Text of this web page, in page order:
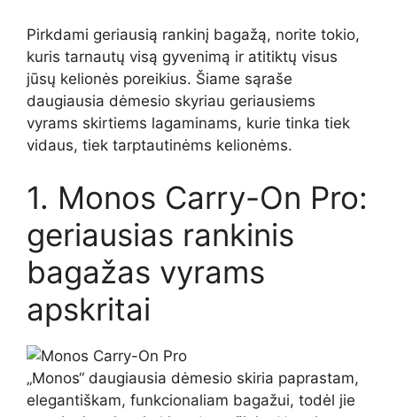
Pirkdami geriausią rankinį bagažą, norite tokio,
kuris tarnautų visą gyvenimą ir atitiktų visus
jūsų kelionės poreikius. Šiame sąraše
daugiausia dėmesio skyriau geriausiems
vyrams skirtiems lagaminams, kurie tinka tiek
vidaus, tiek tarptautinėms kelionėms.
1. Monos Carry-On Pro:
geriausias rankinis
bagažas vyrams
apskritai
„Monos“ daugiausia dėmesio skiria paprastam,
elegantiškam, funkcionaliam bagažui, todėl jie